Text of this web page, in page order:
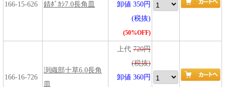
166-15-626 錆ﾎﾞｶｼ7.0長角皿
卸値 350円
(税抜)
(50%OFF)
166-16-726
渕織部十草6.0長角
上代 720円
(税抜)
卸値 360円